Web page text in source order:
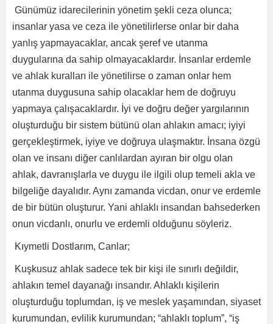
Günümüz idarecilerinin yönetim şekli ceza olunca;
insanlar yasa ve ceza ile yönetilirlerse onlar bir daha
yanlış yapmayacaklar, ancak şeref ve utanma
duygularına da sahip olmayacaklardır. İnsanlar erdemle
ve ahlak kuralları ile yönetilirse o zaman onlar hem
utanma duygusuna sahip olacaklar hem de doğruyu
yapmaya çalışacaklardır. İyi ve doğru değer yargılarının
oluşturduğu bir sistem bütünü olan ahlakın amacı; iyiyi
gerçekleştirmek, iyiye ve doğruya ulaşmaktır. İnsana özgü
olan ve insanı diğer canlılardan ayıran bir olgu olan
ahlak, davranışlarla ve duygu ile ilgili olup temeli akla ve
bilgeliğe dayalıdır. Aynı zamanda vicdan, onur ve erdemle
de bir bütün oluşturur. Yani ahlaklı insandan bahsederken
onun vicdanlı, onurlu ve erdemli olduğunu söyleriz.
Kıymetli Dostlarım, Canlar;
Kuşkusuz ahlak sadece tek bir kişi ile sınırlı değildir,
ahlakın temel dayanağı insandır. Ahlaklı kişilerin
oluşturduğu toplumdan, iş ve meslek yaşamından, siyaset
kurumundan, evlilik kurumundan; “ahlaklı toplum”, “iş